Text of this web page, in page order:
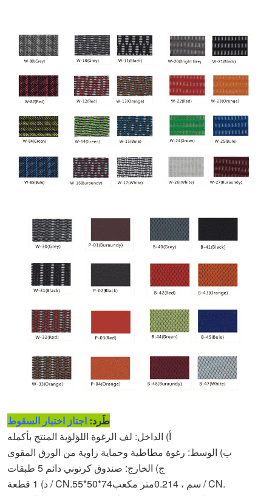
طَرد: اجتاز اختبار السقوط
أ) الداخل: لف الرغوة اللؤلؤية المنتج بأكمله
ب) الوسط: رغوة مطاطية وحماية زاوية من الورق المقوى
ج) الخارج: صندوق كرتوني دائم 5 طبقات
د) 1 قطعة / CN.55*50*74 سم ، 0. 214
متر مكعب / CN.